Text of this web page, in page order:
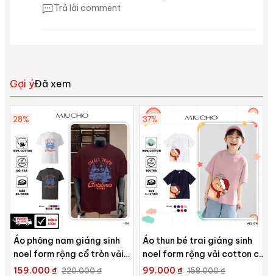
Trả lời comment
Gợi ýĐã xem
28%
Áo phông nam giáng sinh
noel form rộng cổ tròn vải
cotton thoáng mát 1793
159.000 ₫ 220.000 ₫
37%
Áo thun bé trai giáng sinh
noel form rộng vải cotton co
giãn thoải mái AED1710
99.000 ₫ 158.000 ₫